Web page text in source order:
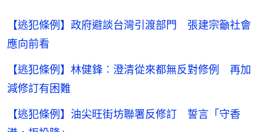
【逃犯條例】政府避談台灣引渡部門 張建宗籲社會
應向前看
【逃犯條例】林健鋒︰澄清從來都無反對修例 再加
減修訂有困難
【逃犯條例】油尖旺街坊聯署反修訂 誓言「守香